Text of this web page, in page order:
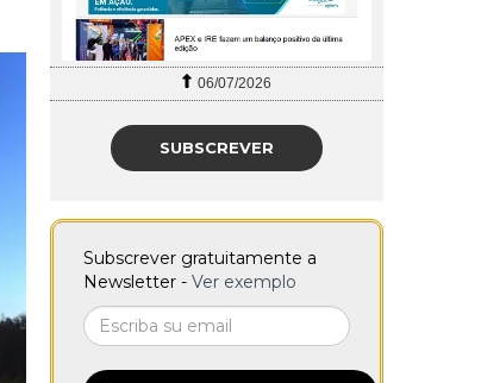
06/07/2026
SUBSCREVER
Subscrever gratuitamente a
Newsletter - Ver exemplo